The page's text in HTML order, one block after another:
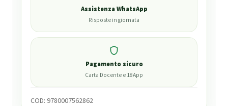
Assistenza WhatsApp
Risposte in giornata
Pagamento sicuro
Carta Docente e 18App
COD: 9780007562862